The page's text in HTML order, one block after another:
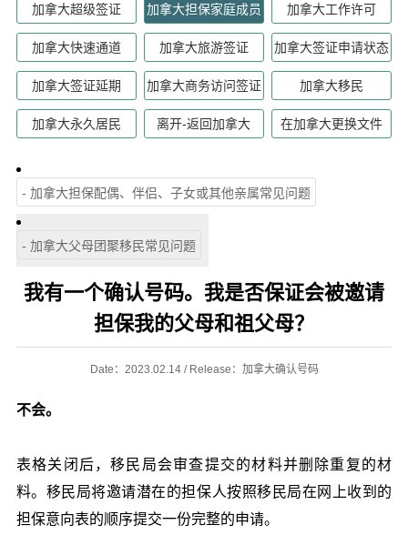
加拿大超级签证 加拿大担保家庭成员 加拿大工作许可
加拿大快速通道 加拿大旅游签证 加拿大签证申请状态
加拿大签证延期 加拿大商务访问签证 加拿大移民
加拿大永久居民 离开-返回加拿大 在加拿大更换文件
- 加拿大担保配偶、伴侣、子女或其他亲属常见问题
- 加拿大父母团聚移民常见问题
我有一个确认号码。我是否保证会被邀请
担保我的父母和祖父母？
Date：2023.02.14 / Release：加拿大确认号码
不会。
表格关闭后，移民局会审查提交的材料并删除重复的材
料。移民局将邀请潜在的担保人按照移民局在网上收到的
担保意向表的顺序提交一份完整的申请。